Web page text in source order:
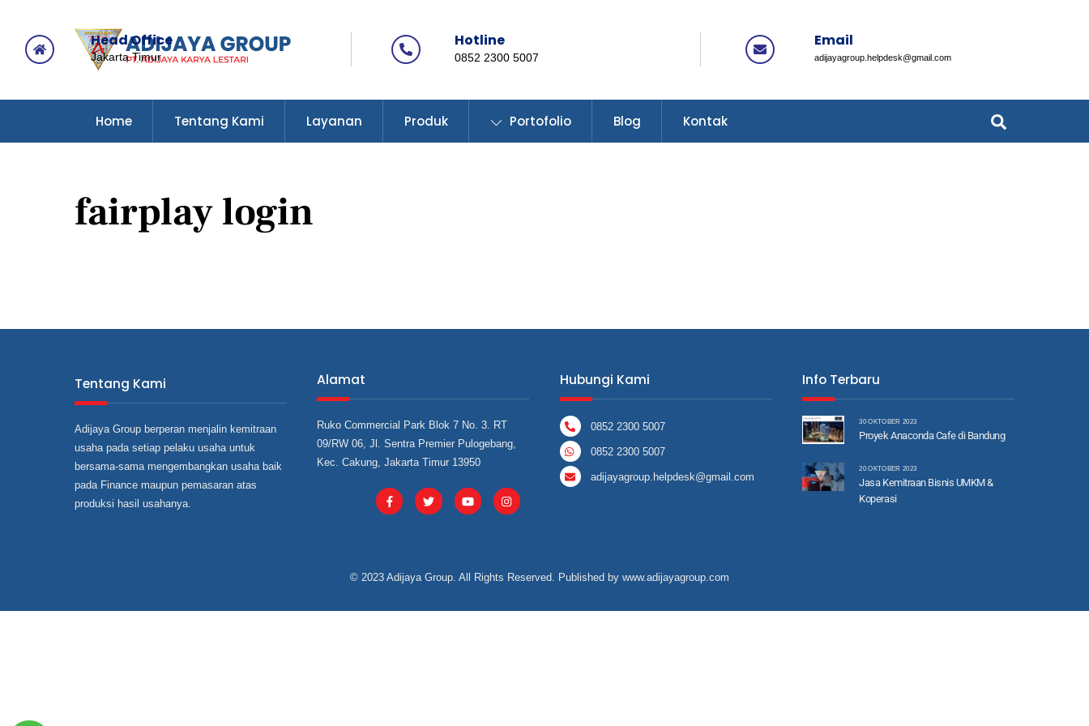
content
Home Tentang Kami Layanan Produk Portofolio Blog Kontak
Icon
Head Office
Jakarta Timur
Icon
Hotline
0852 2300 5007
Icon
Email
adijayagroup.helpdesk@gmail.com
fairplay login
Tentang Kami
Adijaya Group berperan menjalin kemitraan
usaha pada setiap pelaku usaha untuk
bersama‐sama mengembangkan usaha baik
pada Finance maupun pemasaran atas
produksi hasil usahanya.
Alamat
Ruko Commercial Park Blok 7 No. 3. RT
09/RW 06, Jl. Sentra Premier Pulogebang,
Kec. Cakung, Jakarta Timur 13950
Hubungi Kami
0852 2300 5007
0852 2300 5007
adijayagroup.helpdesk@gmail.com
Info Terbaru
30 OKTOBER 2023
Proyek Anaconda Cafe di Bandung
20 OKTOBER 2023
Jasa Kemitraan Bisnis UMKM &
Koperasi
© 2023 Adijaya Group. All Rights Reserved. Published by www.adijayagroup.com